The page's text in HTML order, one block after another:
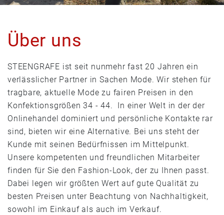
Über uns
STEENGRAFE ist seit nunmehr fast 20 Jahren ein
verlässlicher Partner in Sachen Mode. Wir stehen für
tragbare, aktuelle Mode zu fairen Preisen in den
Konfektionsgrößen 34 - 44. In einer Welt in der der
Onlinehandel dominiert und persönliche Kontakte rar
sind, bieten wir eine Alternative. Bei uns steht der
Kunde mit seinen Bedürfnissen im Mittelpunkt.
Unsere kompetenten und freundlichen Mitarbeiter
finden für Sie den Fashion-Look, der zu Ihnen passt.
Dabei legen wir größten Wert auf gute Qualität zu
besten Preisen unter Beachtung von Nachhaltigkeit,
sowohl im Einkauf als auch im Verkauf.